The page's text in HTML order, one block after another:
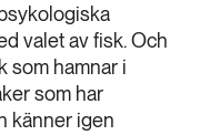
valet av fisk. Och
som hamnar i
som har
känner igen